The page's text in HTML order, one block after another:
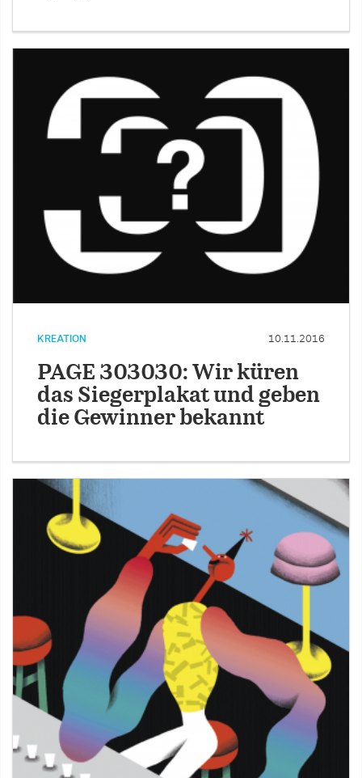
KREATION 10.11.2016
PAGE 303030: Wir küren
das Siegerplakat und geben
die Gewinner bekannt